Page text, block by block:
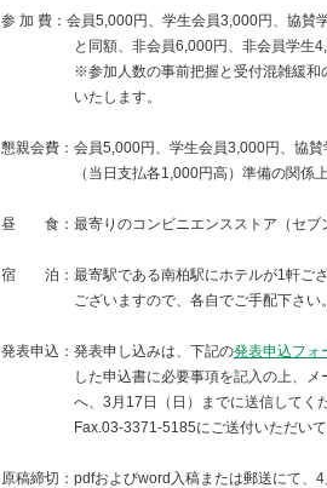
参 加 費：会員5,000円、学生会員3,000円、協賛
と同額、非会員6,000円、非会員学生
※参加人数の事前把握と受付混雑緩和のた
いたします。
懇親会費：会員5,000円、学生会員3,000円、協
（当日支払各1,000円高）準備の関係上、
昼 食：最寄りのコンビニエンスストア（セブ
宿 泊：最寄駅である南柏駅にホテルが1軒ござ
ございますので、各自でご手配下さい。
発表申込：発表申し込みは、下記の発表申込フォ
した申込書に必要事項を記入の上、メー
へ、3月17日（日）までに送信してくださ
Fax.03-3371-5185にご送付いただいても
原稿締切：pdfおよびword入稿または郵送にて、